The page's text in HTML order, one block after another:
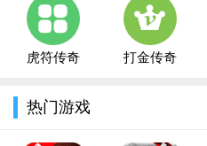
虎符传奇 打金传奇
热门游戏